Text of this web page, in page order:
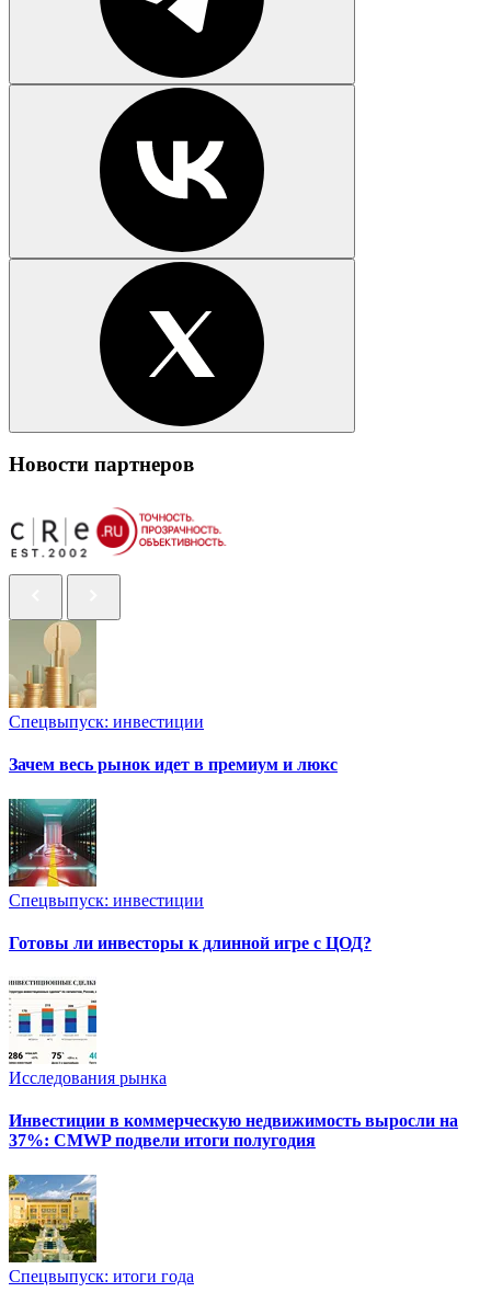
Новости партнеров
Спецвыпуск: инвестиции
Зачем весь рынок идет в премиум и люкс
Спецвыпуск: инвестиции
Готовы ли инвесторы к длинной игре с ЦОД?
Исследования рынка
Инвестиции в коммерческую недвижимость выросли на
37%: CMWP подвели итоги полугодия
Спецвыпуск: итоги года